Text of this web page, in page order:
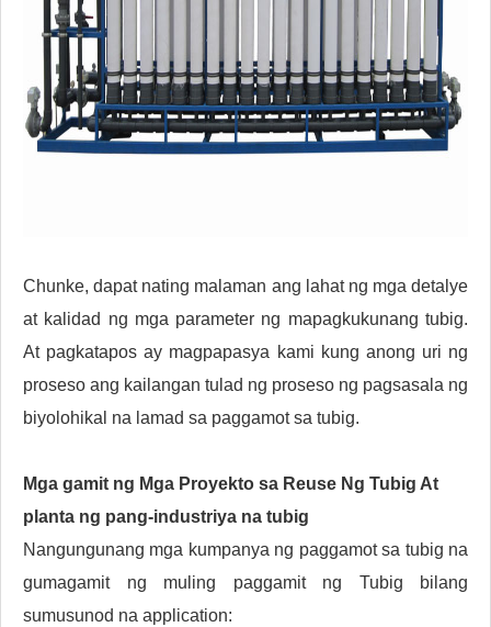
Chunke, dapat nating malaman ang lahat ng mga detalye
at kalidad ng mga parameter ng mapagkukunang tubig.
At pagkatapos ay magpapasya kami kung anong uri ng
proseso ang kailangan tulad ng proseso ng pagsasala ng
biyolohikal na lamad sa paggamot sa tubig.
Mga gamit ng Mga Proyekto sa Reuse Ng Tubig At
planta ng pang-industriya na tubig
Nangungunang mga kumpanya ng paggamot sa tubig na
gumagamit ng muling paggamit ng Tubig bilang
sumusunod na application: